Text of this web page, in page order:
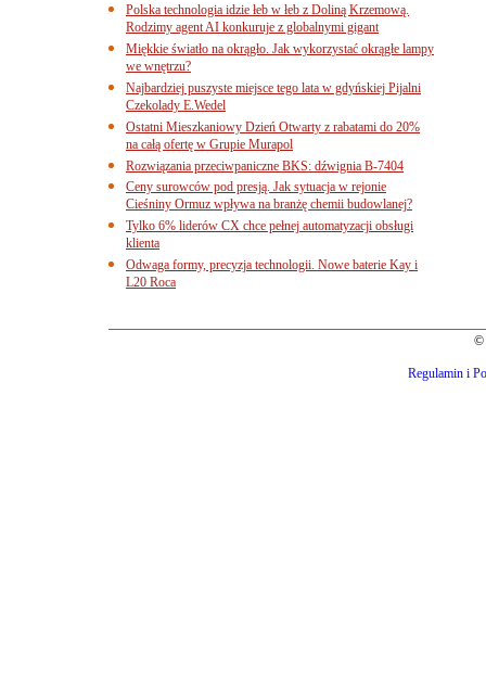
Polska technologia idzie łeb w łeb z Doliną Krzemową.
Rodzimy agent AI konkuruje z globalnymi gigant
Miękkie światło na okrągło. Jak wykorzystać okrągłe lampy
we wnętrzu?
Najbardziej puszyste miejsce tego lata w gdyńskiej Pijalni
Czekolady E.Wedel
Ostatni Mieszkaniowy Dzień Otwarty z rabatami do 20%
na całą ofertę w Grupie Murapol
Rozwiązania przeciwpaniczne BKS: dźwignia B-7404
Ceny surowców pod presją. Jak sytuacja w rejonie
Cieśniny Ormuz wpływa na branżę chemii budowlanej?
Tylko 6% liderów CX chce pełnej automatyzacji obsługi
klienta
Odwaga formy, precyzja technologii. Nowe baterie Kay i
L20 Roca
©
Regulamin i